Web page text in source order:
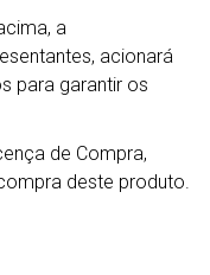
a
acionará
para garantir os
de Compra,
deste produto.